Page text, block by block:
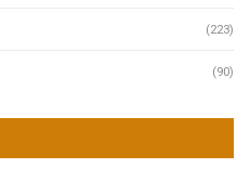
(223)
(90)